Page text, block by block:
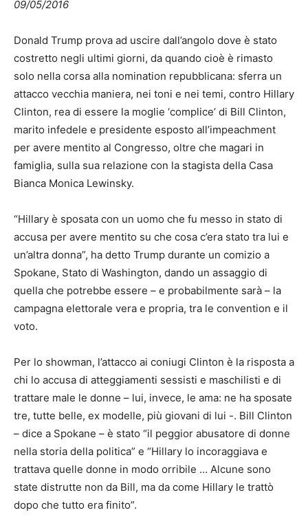
09/05/2016
Donald Trump prova ad uscire dall’angolo dove è stato
costretto negli ultimi giorni, da quando cioè è rimasto
solo nella corsa alla nomination repubblicana: sferra un
attacco vecchia maniera, nei toni e nei temi, contro Hillary
Clinton, rea di essere la moglie ‘complice’ di Bill Clinton,
marito infedele e presidente esposto all’impeachment
per avere mentito al Congresso, oltre che magari in
famiglia, sulla sua relazione con la stagista della Casa
Bianca Monica Lewinsky.
“Hillary è sposata con un uomo che fu messo in stato di
accusa per avere mentito su che cosa c’era stato tra lui e
un’altra donna”, ha detto Trump durante un comizio a
Spokane, Stato di Washington, dando un assaggio di
quella che potrebbe essere – e probabilmente sarà – la
campagna elettorale vera e propria, tra le convention e il
voto.
Per lo showman, l’attacco ai coniugi Clinton è la risposta a
chi lo accusa di atteggiamenti sessisti e maschilisti e di
trattare male le donne – lui, invece, le ama: ne ha sposate
tre, tutte belle, ex modelle, più giovani di lui -. Bill Clinton
– dice a Spokane – è stato “il peggior abusatore di donne
nella storia della politica” e “Hillary lo incoraggiava e
trattava quelle donne in modo orribile … Alcune sono
state distrutte non da Bill, ma da come Hillary le trattò
dopo che tutto era finito”.